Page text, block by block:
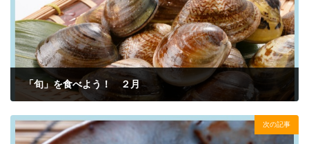
「旬」を食べよう！ ２月
次の記事